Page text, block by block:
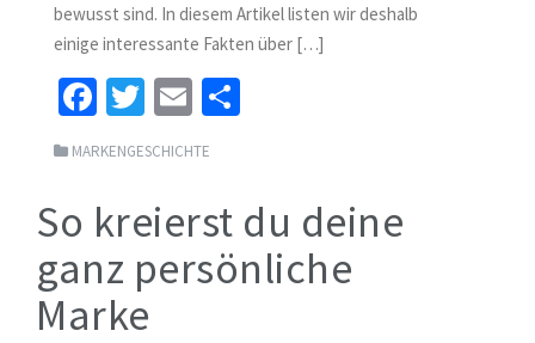
bewusst sind. In diesem Artikel listen wir deshalb
einige interessante Fakten über […]
Fa
ce
b
o
o
k
T
wi
tt
er
E
m
ai
l
e
MARKENGESCHICHTE
So kreierst du deine
ganz persönliche
Marke